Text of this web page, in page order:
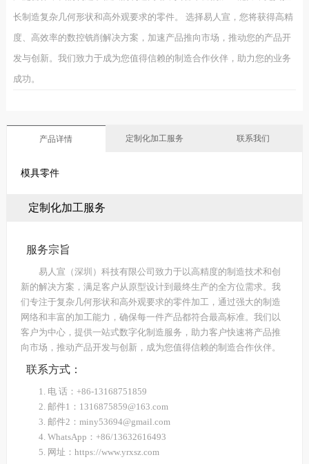
长制造复杂几何形状和高外观要求的零件。 选择易人宣，您将获得高精
度、高效率的数控铣削解决方案，加速产品推向市场，推动您的产品开
发与创新。我们致力于成为您值得信赖的制造合作伙伴，助力您的业务
成功。
产品详情 定制化加工服务 联系我们
模具零件
定制化加工服务
服务宗旨
易人宣（深圳）科技有限公司致力于以高精度的制造技术和创
新的解决方案，满足客户从原型设计到最终生产的全方位需求。我
们专注于复杂几何形状和高外观要求的零件加工，通过强大的制造
网络和丰富的加工能力，确保每一件产品都符合最高标准。我们以
客户为中心，提供一站式数字化制造服务，助力客户快速将产品推
向市场，推动产品开发与创新，成为您值得信赖的制造合作伙伴。
联系方式：
1. 电 话：+86-13168751859
2. 邮件1：1316875859@163.com
3. 邮件2：miny53694@gmail.com
4. WhatsApp：+86/13632616493
5. 网址：https://www.yrxsz.com